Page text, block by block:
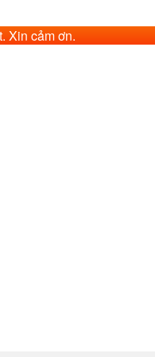
Xin cảm ơn.